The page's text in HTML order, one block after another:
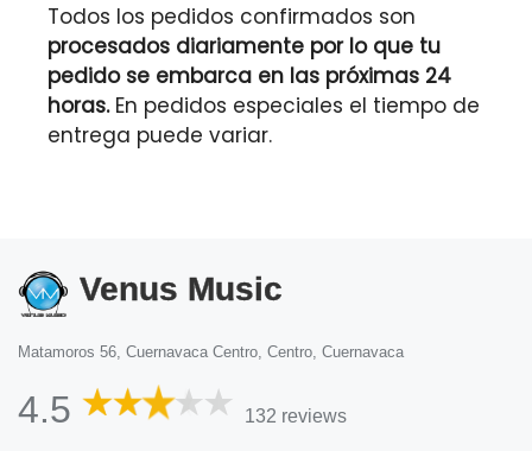
Todos los pedidos confirmados son
procesados diariamente por lo que tu
pedido se embarca en las próximas 24
horas.En pedidos especiales el tiempo de
entrega puede variar.
Venus Music
Matamoros 56, Cuernavaca Centro, Centro, Cuernavaca
4.5 132 reviews